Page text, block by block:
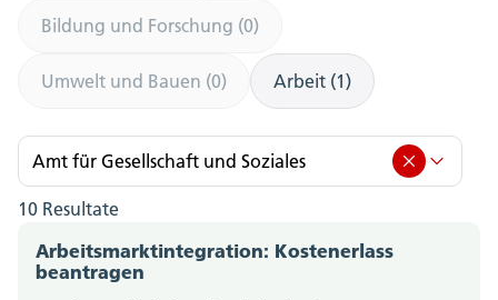
Bildung und Forschung (0)
Umwelt und Bauen (0) Arbeit (1)
Amt für Gesellschaft und Soziales
Amt für Gesellschaft und Soziales (10)
Amt für Berufsbildung, Mittel- und Hochschulen
10 Resultate
Arbeitsmarktintegration: Kostenerlass
beantragen